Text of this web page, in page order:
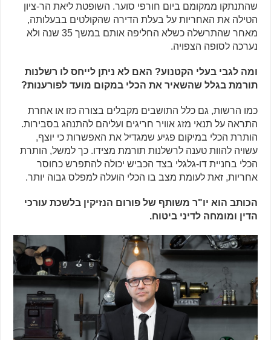
שהתנתקו ממקומם ביום חורפי סוער. השופטת ליאת הר-ציון
הטילה את האחריות על בעלת הדירה שהקולטים בבעלותה,
מאחר שהתרשלה כשלא החליפה אותם במשך 35 שנה ולא
נערכה לסופה הצפויה.
ומה לגבי בעלי הקטנוע? האם לא ניתן לייחס לו רשלנות
תורמת בגלל שהשאיר את הכלי במקום מועד לפורענות?
כמו הרשות, גם כלל התושבים מקבלים בצורה כזו או אחרת
התראה על תנאי מזג אוויר חריגים ועליהם להתנהג בסבירות.
הותרת הכלי במיקום פגיע שמגדיל את האפשרות כי יוצף,
עשויה להוות טענה לרשלנות תורמת מצידו. כך למשל, הותרת
הכלי בחניית דו-גלגלי בצד הכביש יכולה להתפרש כחוסר
אחריות, זאת לעומת מצב בו הכלי הועלה למפלס גבוה יותר.
הכותב הוא יו"ר משותף של פורום הנזיקין בלשכת עורכי
הדין ומומחה לדיני ביטוח.